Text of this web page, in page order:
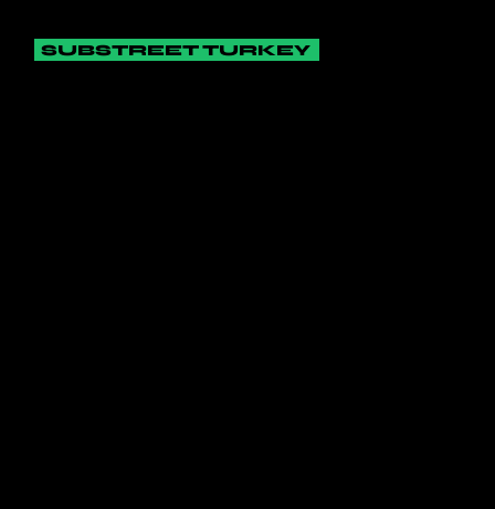
SUBSTREET TURKEY